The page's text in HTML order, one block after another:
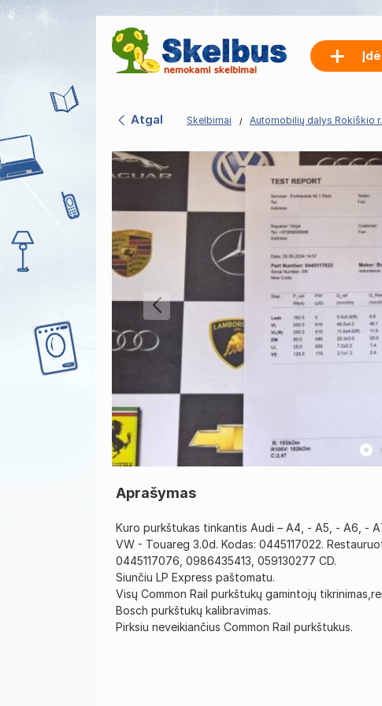
Atgal Skelbimai Automobilių dalys Rokiškio r.
Aprašymas
Kuro purkštukas tinkantis Audi – A4, - A5, - A6, -
VW - Touareg 3.0d. Kodas: 0445117022.
0445117076, 0986435413, 059130277 CD.
Siunčiu LP Express paštomatu.
Visų Common Rail purkštukų gamintojų
Bosch purkštukų kalibravimas.
Pirksiu neveikiančius Common Rail purkštukus.